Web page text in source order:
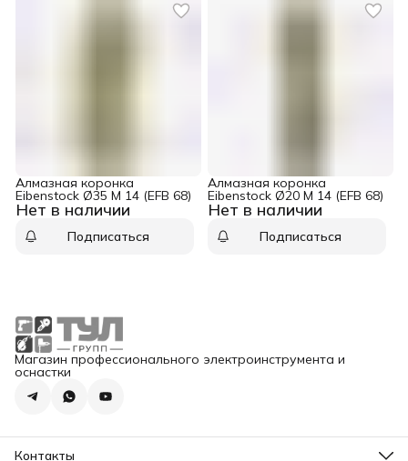
Нет в наличии
Алмазная коронка
Eibenstock Ø35 M 14 (EFB 68)
Подписаться
Нет в наличии
Алмазная коронка
Eibenstock Ø20 M 14 (EFB 68)
Подписаться
Магазин профессионального электроинструмента и
оснастки
Контакты